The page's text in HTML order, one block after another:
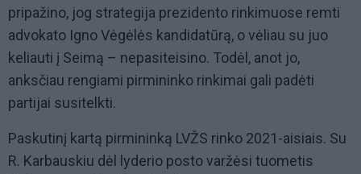
pripažino, jog strategija prezidento rinkimuose remti
advokato Igno Vėgėlės kandidatūrą, o vėliau su juo
keliauti į Seimą – nepasiteisino. Todėl, anot jo,
anksčiau rengiami pirmininko rinkimai gali padėti
partijai susitelkti.
Paskutinį kartą pirmininką LVŽS rinko 2021-aisiais. Su
R. Karbauskiu dėl lyderio posto varžėsi tuometis